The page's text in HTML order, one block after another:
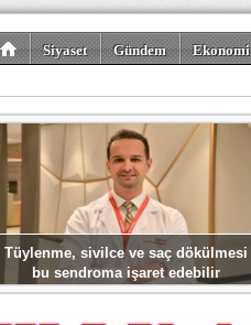
Siyaset Gündem Ekonomi
Tüylenme, sivilce ve saç dökülmesi
bu sendroma işaret edebilir